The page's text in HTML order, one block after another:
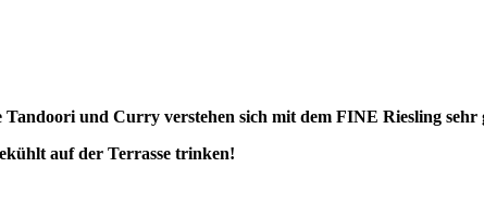
Tandoori und Curry verstehen sich mit dem FINE Riesling
auf der Terrasse trinken!